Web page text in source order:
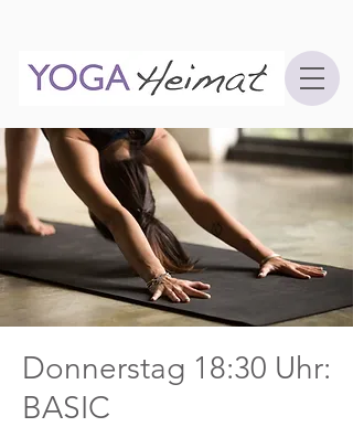
Donnerstag 18:30 Uhr:
BASIC